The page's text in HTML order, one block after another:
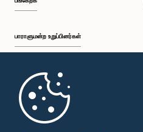
பாராளுமன்ற உறுப்பினர்கள்
முதற்பக்கம்
பாராளுமன்ற கையடக்க செயலி